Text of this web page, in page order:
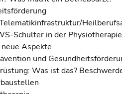
Schulter in der Physiotherapie –
Aspekte
und Gesundheitsförderung
Was ist das?